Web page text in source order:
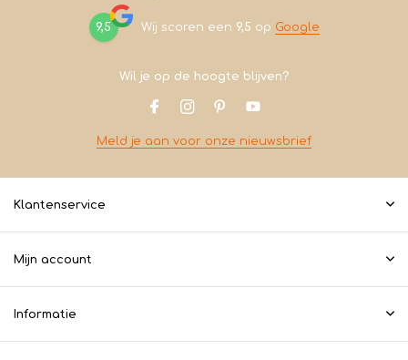
9,5 Wij scoren een 9,5 op Google
Wil je op de hoogte blijven?
Meld je aan voor onze nieuwsbrief
Klantenservice
Mijn account
Informatie